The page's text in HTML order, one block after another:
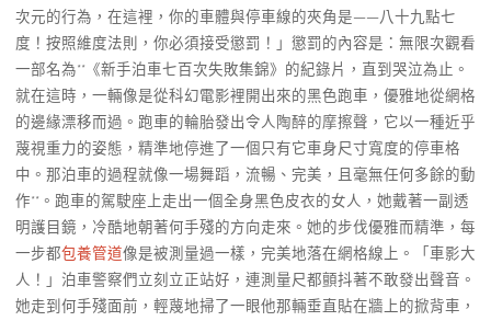
次元的行為，在這裡，你的車體與停車線的夾角是——八十九點七
度！按照維度法則，你必須接受懲罰！」懲罰的內容是：無限次觀看
一部名為**《新手泊車七百次失敗集錦》的紀錄片，直到哭泣為止。
就在這時，一輛像是從科幻電影裡開出來的黑色跑車，優雅地從網格
的邊緣漂移而過。跑車的輪胎發出令人陶醉的摩擦聲，它以一種近乎
蔑視重力的姿態，精準地停進了一個只有它車身尺寸寬度的停車格
中。那泊車的過程就像一場舞蹈，流暢、完美，且毫無任何多餘的動
作**。跑車的駕駛座上走出一個全身黑色皮衣的女人，她戴著一副透
明護目鏡，冷酷地朝著何手殘的方向走來。她的步伐優雅而精準，每
一步都包養管道像是被測量過一樣，完美地落在網格線上。「車影大
人！」泊車警察們立刻立正站好，連測量尺都顫抖著不敢發出聲音。
她走到何手殘面前，輕蔑地掃了一眼他那輛垂直貼在牆上的掀背車，